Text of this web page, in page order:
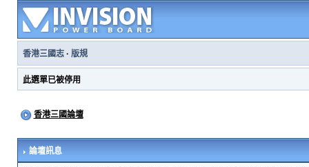
香港三國志· 版規
此選單已被停用
香港三國論壇
論壇訊息